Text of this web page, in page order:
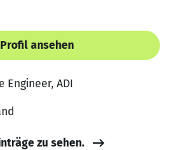
ansehen
Engineer, ADI
zu sehen.